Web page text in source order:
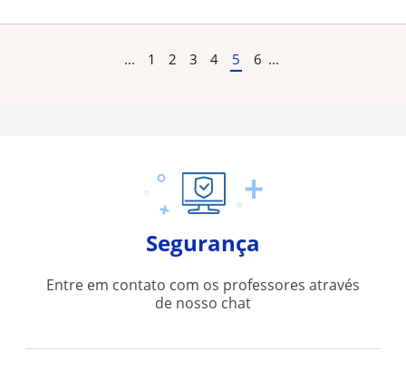
... 1 2 3 4 5 6 ...
Segurança
Entre em contato com os professores através
de nosso chat